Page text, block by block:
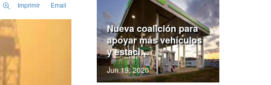
Imprimir Email
Nueva coalición para
apoyar más vehículos
y estaci…
Jun 19, 2020